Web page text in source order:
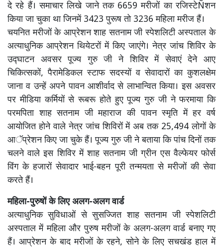
दे रहे हैं। समाचार लिखे जाने तक 6659 मरीजों का रजिस्टेÑशन
किया जा चुका था जिनमें 3423 पुरूष तो 3236 महिला मरीज हैं।
चयनित मरीजों के आप्रेशन शाह सतनाम जी स्पेशलिटी अस्पताल के
अत्याधुनिक आप्रेशन थियेटरों में किए जाएंगे। नेत्र जांच शिविर के
उद्घाटन अवसर पूज्य गुरु जी ने शिविर में सेवाएं देने आए
चिकित्सकों, पैरामेडिकल स्टाफ सदस्यों व सेवादारों का कुशलक्षेम
जाना व उन्हें अपने पावन आशीर्वाद से लाभान्वित किया। इस अवसर
पर मीडिया कर्मियों से रूबरू होते हुए पूज्य गुरु जी ने फरमाया कि
परमपिता शाह सतनाम जी महाराज की पावन स्मृति में हर वर्ष
आयोजित होने वाले नेत्र जांच शिविरों में अब तक 25,494 लोगों के
आॅप्रेशन किए जा चुके हैं। पूज्य गुरु जी ने बताया कि पांच दिनों तक
चलने वाले इस शिविर में शाह सतनाम जी ग्रीन एस वैल्फेयर फोर्स
विंग के हजारों सेवादार भाई-बहन पूरी तन्मयता से मरीजों की सेवा
करते हैं।
महिला-पुरुषों के लिए अलग-अलग वार्ड
अत्याधुनिक सुविधाओं से सुसज्जित शाह सतनाम जी स्पेशलिटी
अस्पताल में महिला और पुरुष मरीजों के अलग-अलग वार्ड बनाए गए
हैं। आप्रेशन के बाद मरीजों के रहने, सोने के लिए सचखंड हाल में